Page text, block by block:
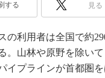
する 見る
の利用者は全国で約
。山林や原野を除い
イプラインが首都圏